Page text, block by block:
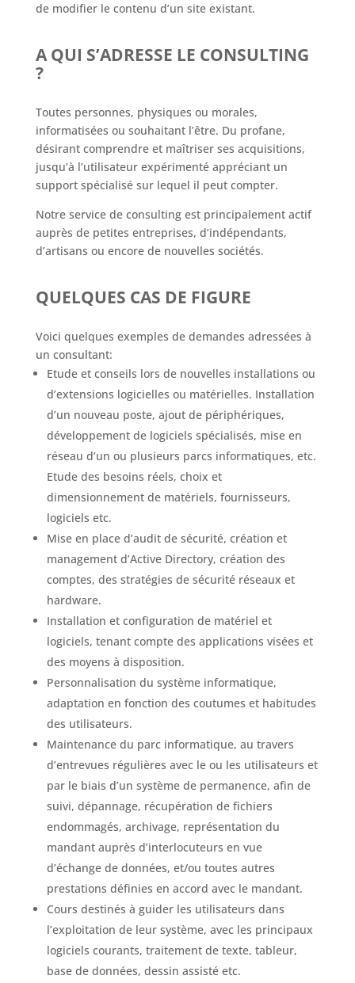
de modifier le contenu d’un site existant.
A QUI S’ADRESSE LE CONSULTING
?
Toutes personnes, physiques ou morales,
informatisées ou souhaitant l’être. Du profane,
désirant comprendre et maîtriser ses acquisitions,
jusqu’à l’utilisateur expérimenté appréciant un
support spécialisé sur lequel il peut compter.
Notre service de consulting est principalement actif
auprès de petites entreprises, d’indépendants,
d’artisans ou encore de nouvelles sociétés.
QUELQUES CAS DE FIGURE
Voici quelques exemples de demandes adressées à
un consultant:
Etude et conseils lors de nouvelles installations ou
d’extensions logicielles ou matérielles. Installation
d’un nouveau poste, ajout de périphériques,
développement de logiciels spécialisés, mise en
réseau d’un ou plusieurs parcs informatiques, etc.
Etude des besoins réels, choix et
dimensionnement de matériels, fournisseurs,
logiciels etc.
Mise en place d’audit de sécurité, création et
management d’Active Directory, création des
comptes, des stratégies de sécurité réseaux et
hardware.
Installation et configuration de matériel et
logiciels, tenant compte des applications visées et
des moyens à disposition.
Personnalisation du système informatique,
adaptation en fonction des coutumes et habitudes
des utilisateurs.
Maintenance du parc informatique, au travers
d’entrevues régulières avec le ou les utilisateurs et
par le biais d’un système de permanence, afin de
suivi, dépannage, récupération de fichiers
endommagés, archivage, représentation du
mandant auprès d’interlocuteurs en vue
d’échange de données, et/ou toutes autres
prestations définies en accord avec le mandant.
Cours destinés à guider les utilisateurs dans
l’exploitation de leur système, avec les principaux
logiciels courants, traitement de texte, tableur,
base de données, dessin assisté etc.